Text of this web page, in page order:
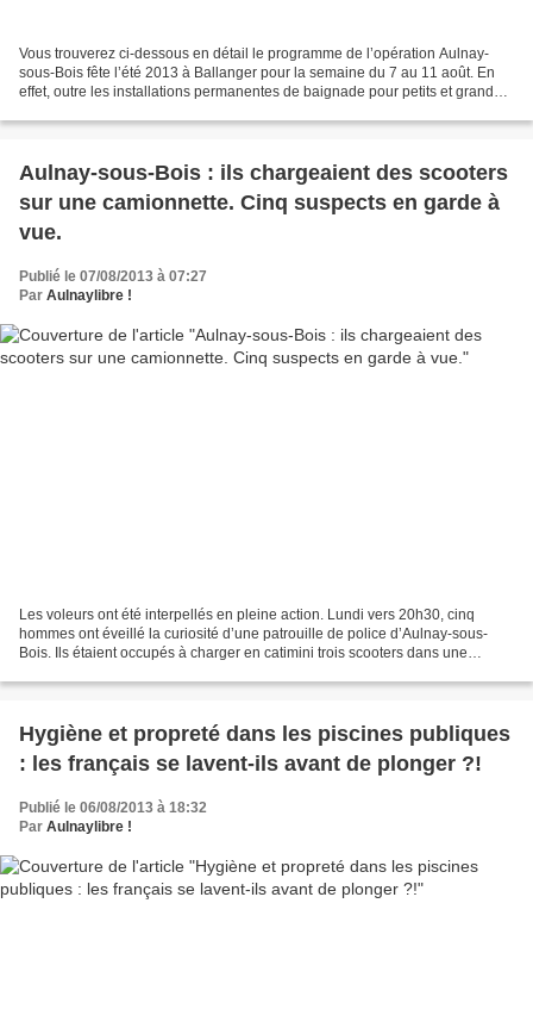
Vous trouverez ci-dessous en détail le programme de l’opération Aulnay-
sous-Bois fête l’été 2013 à Ballanger pour la semaine du 7 au 11 août. En
effet, outre les installations permanentes de baignade pour petits et grands
Aulnay-sous-Bois : ils chargeaient des scooters
sur une camionnette. Cinq suspects en garde à
vue.
Publié le 07/08/2013 à 07:27
Par Aulnaylibre !
Les voleurs ont été interpellés en pleine action. Lundi vers 20h30, cinq
hommes ont éveillé la curiosité d’une patrouille de police d’Aulnay-sous-
Bois. Ils étaient occupés à charger en catimini trois scooters dans une
Hygiène et propreté dans les piscines publiques
: les français se lavent-ils avant de plonger ?!
Publié le 06/08/2013 à 18:32
Par Aulnaylibre !